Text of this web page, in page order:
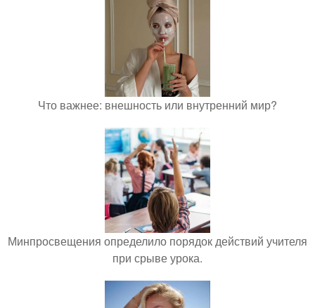
Что важнее: внешность или внутренний мир?
Минпросвещения определило порядок действий учителя
при срыве урока.